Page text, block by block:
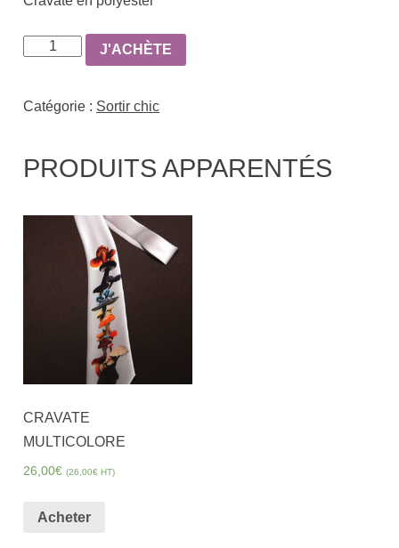
quantité
J'ACHÈTE
Catégorie : Sortir chic
PRODUITS APPARENTÉS
CRAVATE
MULTICOLORE
26,00€ (26,00€ HT)
Acheter